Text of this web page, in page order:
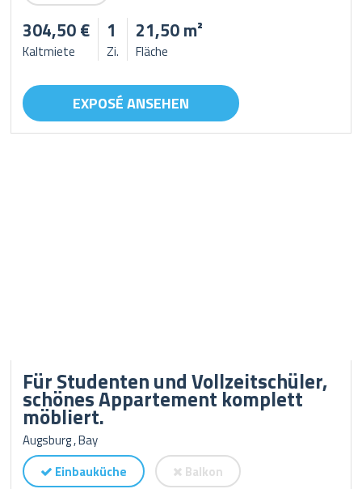
304,50 €
Kaltmiete
1
Zi.
21,50 m²
Fläche
EXPOSÉ ANSEHEN
Für Studenten und Vollzeitschüler,
schönes Appartement komplett
möbliert.
Augsburg , Bay
Einbauküche
Balkon